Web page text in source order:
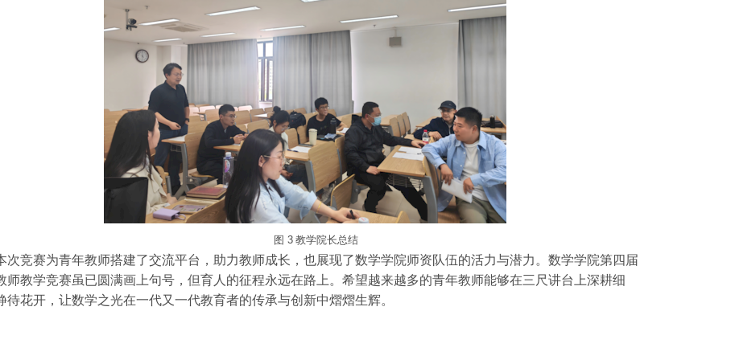
图 3 教学院长总结
次竞赛为青年教师搭建了交流平台，助力教师成长，也展现了数学学院师资队伍的活力与潜力。数学学院第四届
师教学竞赛虽已圆满画上句号，但育人的征程永远在路上。希望越来越多的青年教师能够在三尺讲台上深耕细
待花开，让数学之光在一代又一代教育者的传承与创新中熠熠生辉。